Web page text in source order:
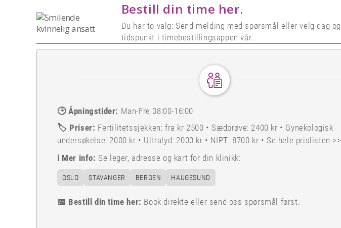
Bestill din time her.
Du har to valg: Send melding med spørsmål eller velg dag og
tidspunkt i timebestillingsappen vår.
🕒 Åpningstider: Man-Fre 08:00-16:00
🏷️ Priser: Fertilitetssjekken: fra kr 2500 • Sædprøve: 2400 kr • Gynekologisk
undersøkelse: 2000 kr • Ultralyd: 2000 kr • NIPT: 8700 kr • Se hele prislisten >>
ℹ️ Mer info: Se leger, adresse og kart for din klinikk:
OSLO STAVANGER BERGEN HAUGESUND
📅 Bestill din time her: Book direkte eller send oss spørsmål først.